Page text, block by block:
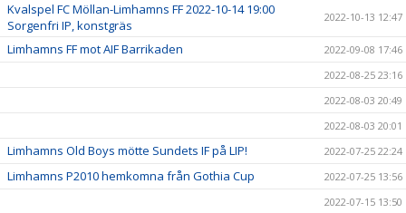
Kvalspel FC Möllan-Limhamns FF 2022-10-14 19:00
Sorgenfri IP, konstgräs
2022-10-13 12:47
Limhamns FF mot AIF Barrikaden
2022-09-08 17:46
2022-08-25 23:16
2022-08-03 20:49
2022-08-03 20:01
Limhamns Old Boys mötte Sundets IF på LIP! 2022-07-25 22:24
Limhamns P2010 hemkomna från Gothia Cup
2022-07-25 13:56
2022-07-15 13:50